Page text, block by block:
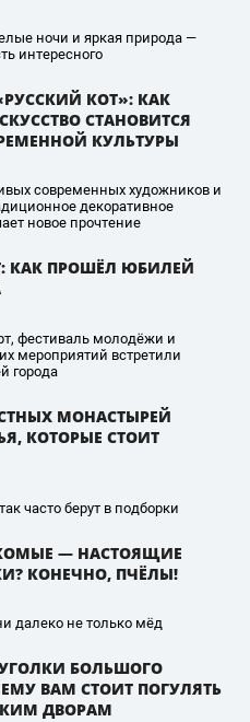
ночи и яркая природа —
интересного
КОТ»: КАК
СТАНОВИТСЯ
КУЛЬТУРЫ
современных художников и
декоративное
новое прочтение
КАК ПРОШЁЛ ЮБИЛЕЙ
фестиваль молодёжи и
мероприятий встретили
города
МОНАСТЫРЕЙ
КОТОРЫЕ СТОИТ
часто берут в подборки
— НАСТОЯЩИЕ
КОНЕЧНО, ПЧЁЛЫ!
далеко не только мёд
БОЛЬШОГО
ВАМ СТОИТ ПОГУЛЯТЬ
ДВОРАМ